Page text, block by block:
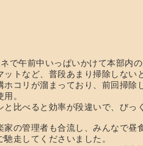
で午前中いっぱいかけて本部内の
トなど、普段あまり掃除しない
ホコリが溜まっており、前回掃除
。
比べると効率が段違いで、びっ
の管理者も合流し、みんなで昼
走してくださいました。